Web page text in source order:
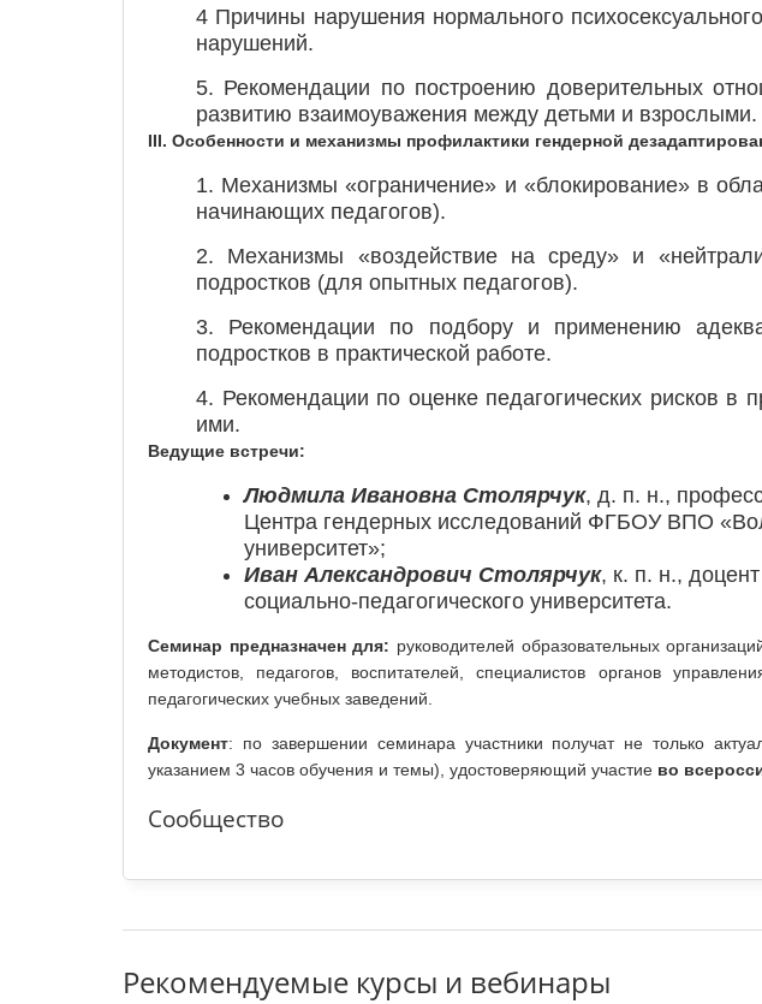
4 Причины нарушения нормального
нарушений.
5. Рекомендации по построению доверительных
развитию взаимоуважения между детьми и взрослыми.
III. Особенности и механизмы профилактики гендерной
1. Механизмы «ограничение» и «блокирование» в
начинающих педагогов).
2. Механизмы «воздействие на среду» и
подростков (для опытных педагогов).
3. Рекомендации по подбору и применению
подростков в практической работе.
4. Рекомендации по оценке педагогических рисков в
ими.
Ведущие встречи:
Людмила Ивановна Столярчук, д. п. н.,
Центра гендерных исследований ФГБОУ ВПО
университет»;
Иван Александрович Столярчук, к. п. н.,
социально-педагогического университета.
Семинар предназначен для: руководителей образовательных
методистов, педагогов, воспитателей, специалистов органов
педагогических учебных заведений.
Документ: по завершении семинара участники получат не только
указанием 3 часов обучения и темы), удостоверяющий участие во
Сообщество
Рекомендуемые курсы и вебинары